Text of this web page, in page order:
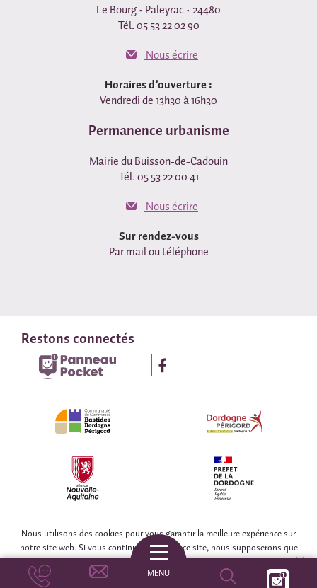
Le Bourg • Paleyrac • 24480
Tél. 05 53 22 02 90
Nous écrire
Horaires d’ouverture :
Vendredi de 13h30 à 16h30
Permanence urbanisme
Mairie du Buisson-de-Cadouin
Tél. 05 53 22 00 41
Nous écrire
Sur rendez-vous
Par mail ou téléphone
Restons connectés
© COLLECTIF WEB DORDOGNE
Nous utilisons des cookies pour vous garantir la meilleure expérience sur
notre site web. Si vous continuez à utiliser ce site, nous supposerons que
vous en êtes satisfait.